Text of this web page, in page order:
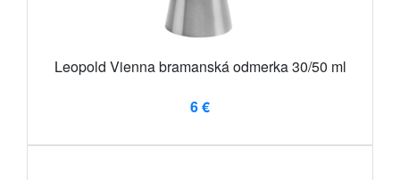
Leopold Vienna bramanská odmerka 30/50 ml
6 €